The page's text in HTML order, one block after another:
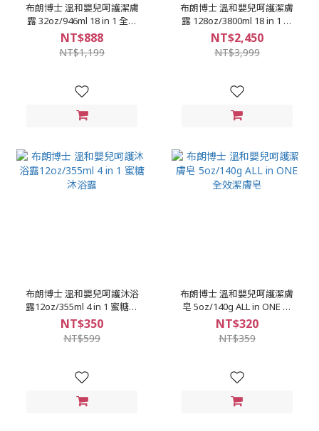
布朗博士 溫和嬰兒呵護潔膚
露 32oz/946ml 18 in 1 全效
潔膚露
NT$888
NT$1,199
布朗博士 溫和嬰兒呵護潔膚
露 128oz/3800ml 18 in 1 全
效潔膚露
NT$2,450
NT$3,999
布朗博士 溫和嬰兒呵護沐浴
露12oz/355ml 4 in 1 蜜糖沐
浴露
NT$350
NT$599
布朗博士 溫和嬰兒呵護潔膚
皂 5oz/140g ALL in ONE 全
效潔膚皂
NT$320
NT$359